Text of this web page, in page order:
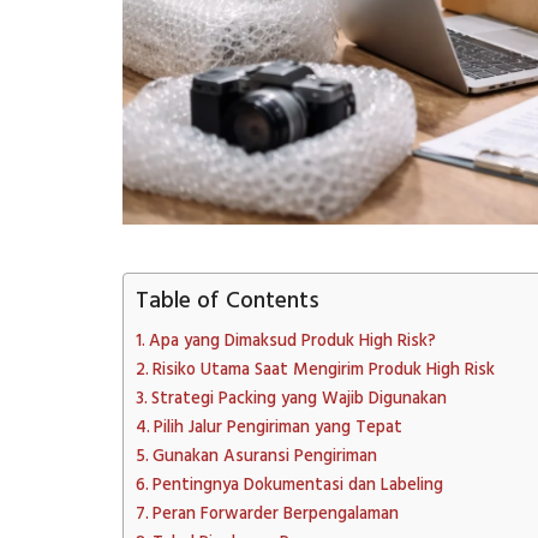
Table of Contents
Apa yang Dimaksud Produk High Risk?
Risiko Utama Saat Mengirim Produk High Risk
Strategi Packing yang Wajib Digunakan
Pilih Jalur Pengiriman yang Tepat
Gunakan Asuransi Pengiriman
Pentingnya Dokumentasi dan Labeling
Peran Forwarder Berpengalaman